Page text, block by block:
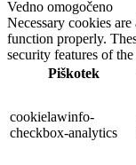
Vedno omogočeno
Necessary cookies
function properly.
security features of
Piškotek
cookielawinfo-
checkbox-analytics